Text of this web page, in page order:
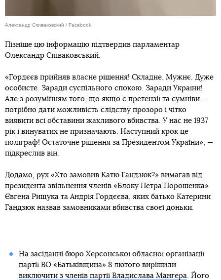
Александр Спиваковский / Facebook
Пізніше цю інформацію підтвердив парламентар
Олександр Співаковський.
«Гордєєв прийняв власне рішення! Складне. Мужнє. Дуже
особисте. Заради суспільного спокою. Заради України!
Але з розумінням того, що якщо є претензії та сумніви —
потрібно дати можливість слідству прозоро і чітко
виявити всі обставини жахливого вбивства. У нас не 1937
рік і винуватих не призначають. Наступний крок це
поліграф! Остаточне рішення за Президентом України», —
підкреслив він.
Додамо, рух «Хто замовив Катю Гандзюк?» вимагав від
президента звільнення членів «Блоку Петра Порошенка»
Євгена Рищука та Андрія Гордєєва, яких батько Катерини
Гандзюк назвав замовниками вбивства своєї доньки.
На засіданні бюро Херсонської обласної організації
партії ВО «Батьківщина» 8 лютого вирішили
виключити з членів партії Владислава Мангера . Його